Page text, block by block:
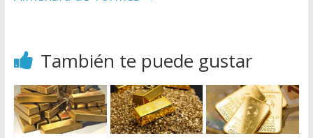
También te puede gustar